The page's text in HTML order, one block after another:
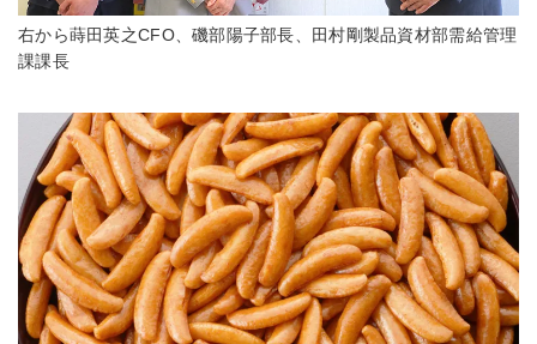
右から蒔田英之CFO、磯部陽子部長、田村剛製品資材部需給管理
課課長